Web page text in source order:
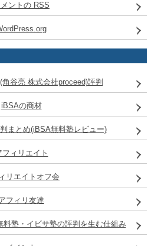
メントの RSS
谷亮 株式会社proceed)評判
iBSAの商材
まとめ(iBSA無料塾レビュー)
フィリエイト
リエイトオフ会
フィリ友達
料塾・イビサ塾の評判を生む仕組み